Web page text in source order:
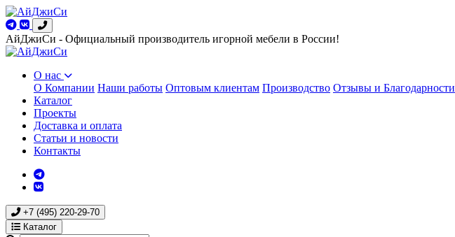
АйДжиСи - Официальный производитель игорной мебели в России!
О нас
О Компании Наши работы Оптовым клиентам Производство Отзывы и Благодарности
Каталог
Проекты
Доставка и оплата
Статьи и новости
Контакты
+7 (495) 220-29-70
Каталог